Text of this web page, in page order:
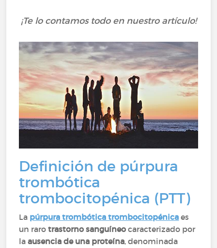
¡Te lo contamos todo en nuestro artículo!
Definición de púrpura
trombótica
trombocitopénica (PTT)
La púrpura trombótica trombocitopénica es
un rarotrastorno sanguíneo caracterizado por
laausencia de una proteína, denominada